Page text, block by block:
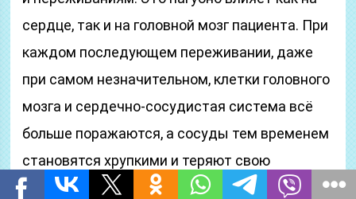
сердце, так и на головной мозг пациента. При
каждом последующем переживании, даже
при самом незначительном, клетки головного
мозга и сердечно-сосудистая система всё
больше поражаются, а сосуды тем временем
становятся хрупкими и теряют свою
эластичность. Если вовремя не начать курс